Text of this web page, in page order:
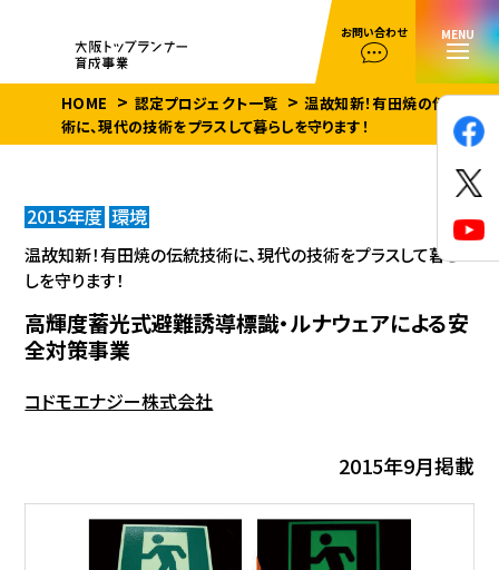
お問い合わせ MENU
HOME 認定プロジェクト一覧
温故知新！有田焼の伝統技
術に、現代の技術をプラスして暮らしを守ります！
2015年度 環境
温故知新！有田焼の伝統技術に、現代の技術をプラスして暮ら
しを守ります！
高輝度蓄光式避難誘導標識・ルナウェアによる安
全対策事業
コドモエナジー株式会社
2015年9月掲載